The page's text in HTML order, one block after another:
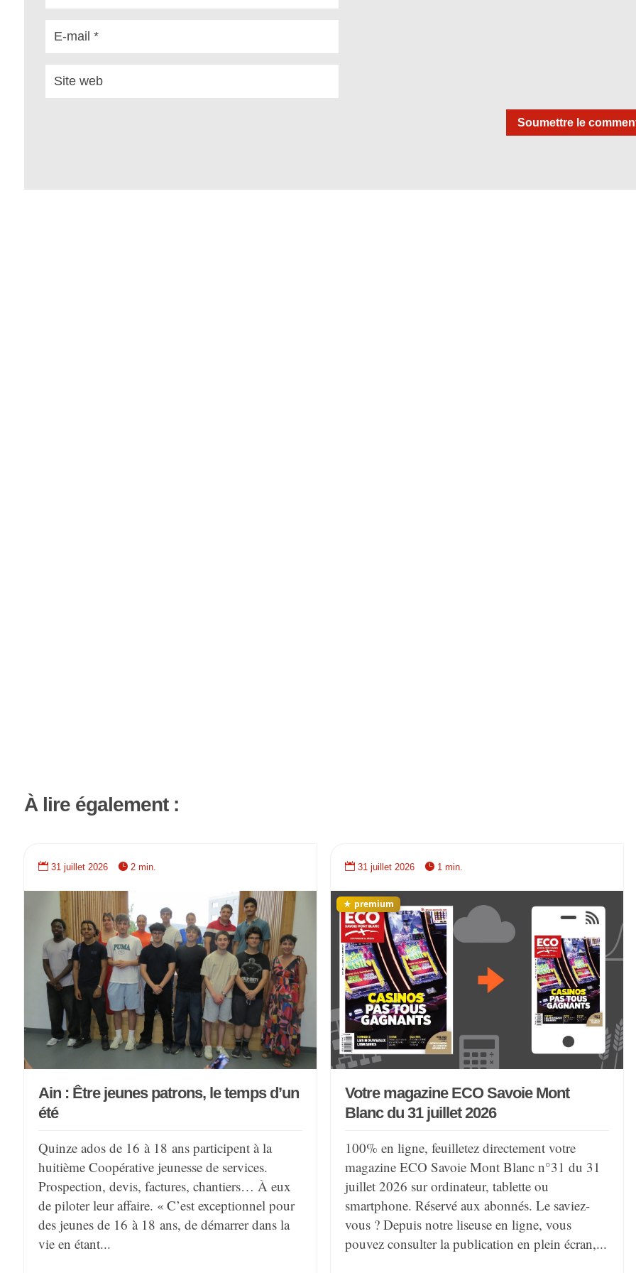
Soumettre le
À lire également :
Ain : Être jeunes patrons, le temps d’un
été
Quinze ados de 16 à 18 ans participent à la
huitième Coopérative jeunesse de services.
Prospection, devis, factures, chantiers… À eux
de piloter leur affaire. « C’est exceptionnel pour
des jeunes de 16 à 18 ans, de démarrer dans la
vie en étant...
 31 juillet 2026  2 min.
Votre magazine ECO Savoie Mont
Blanc du 31 juillet 2026
100% en ligne, feuilletez directement votre
magazine ECO Savoie Mont Blanc n°31 du 31
juillet 2026 sur ordinateur, tablette ou
smartphone. Réservé aux abonnés. Le saviez-
vous ? Depuis notre liseuse en ligne, vous
pouvez consulter la publication en plein écran,...
 31 juillet 2026  1 min.